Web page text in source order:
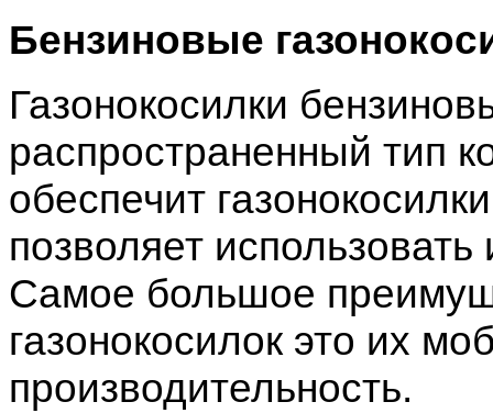
Бензиновые
Газонокосилки
распространенный тип
обеспечит
позволяет
Самое большое
газонокосилок это их
производительность.